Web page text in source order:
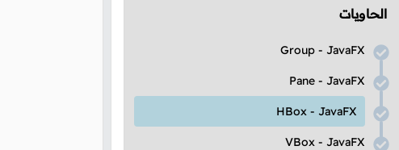
الحاويات
JavaFX
-
Group
JavaFX
-
Pane
JavaFX
-
HBox
JavaFX
-
VBox